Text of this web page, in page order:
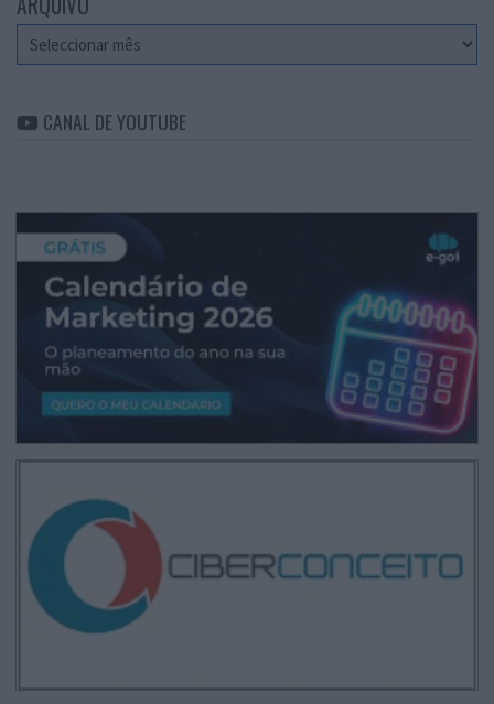
Arquivo
CANAL DE YOUTUBE